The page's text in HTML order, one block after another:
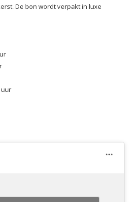
De bon wordt verpakt in luxe
uur